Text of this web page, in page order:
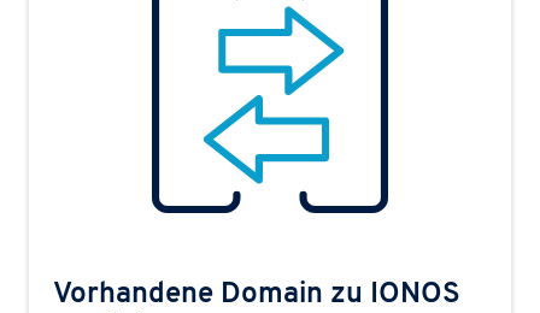
Vorhandene Domain zu IONOS